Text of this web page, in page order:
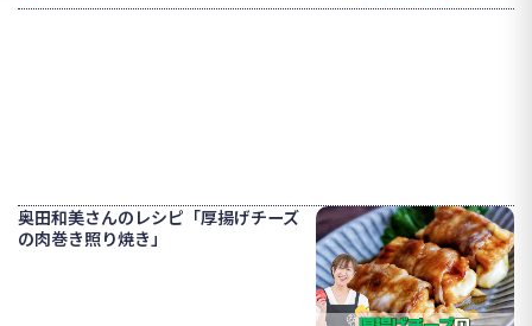
奥田和美さんのレシピ「厚揚げチーズ
の肉巻き照り焼き」